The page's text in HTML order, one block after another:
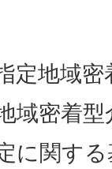
定地域
域密着
に関す